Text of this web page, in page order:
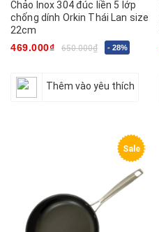
Chảo Inox 304 đúc liền 5 lớp
chống dính Orkin Thái Lan size
22cm
469.000₫
650.000₫ - 28%
Thêm vào yêu thích
Sale